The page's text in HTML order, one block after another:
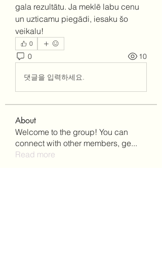
gala rezultātu. Ja meklē labu cenu
un uzticamu piegādi, iesaku šo
veikalu!
0
0 10
댓글을 입력하세요.
About
Welcome to the group! You can
connect with other members, ge...
Read more